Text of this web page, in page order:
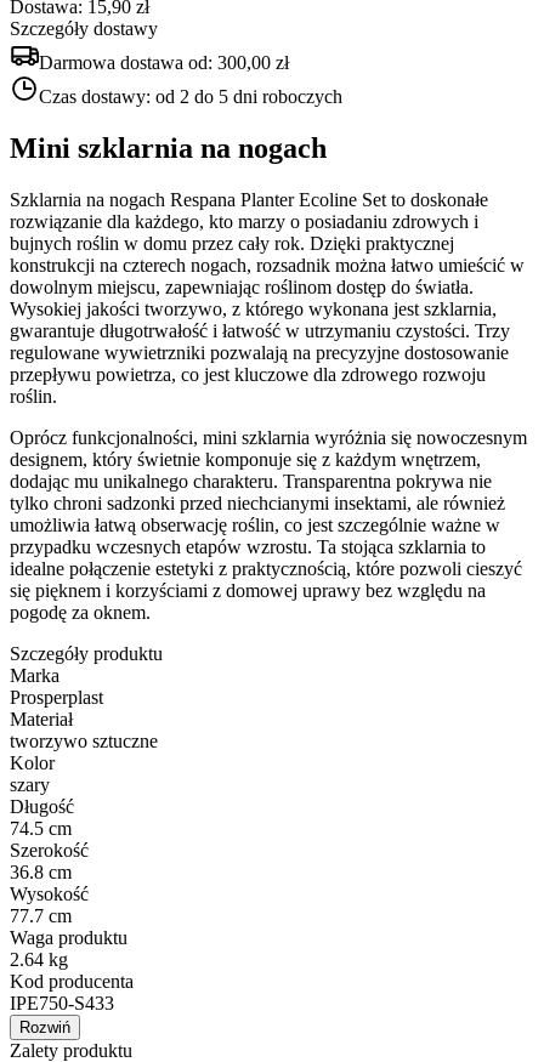
Dostawa: 15,90 zł
Szczegóły dostawy
Darmowa dostawa od: 300,00 zł
Czas dostawy: od 2 do 5 dni roboczych
Mini szklarnia na nogach
Szklarnia na nogach Respana Planter Ecoline Set to doskonałe
rozwiązanie dla każdego, kto marzy o posiadaniu zdrowych i
bujnych roślin w domu przez cały rok. Dzięki praktycznej
konstrukcji na czterech nogach, rozsadnik można łatwo umieścić w
dowolnym miejscu, zapewniając roślinom dostęp do światła.
Wysokiej jakości tworzywo, z którego wykonana jest szklarnia,
gwarantuje długotrwałość i łatwość w utrzymaniu czystości. Trzy
regulowane wywietrzniki pozwalają na precyzyjne dostosowanie
przepływu powietrza, co jest kluczowe dla zdrowego rozwoju
roślin.
Oprócz funkcjonalności, mini szklarnia wyróżnia się nowoczesnym
designem, który świetnie komponuje się z każdym wnętrzem,
dodając mu unikalnego charakteru. Transparentna pokrywa nie
tylko chroni sadzonki przed niechcianymi insektami, ale również
umożliwia łatwą obserwację roślin, co jest szczególnie ważne w
przypadku wczesnych etapów wzrostu. Ta stojąca szklarnia to
idealne połączenie estetyki z praktycznością, które pozwoli cieszyć
się pięknem i korzyściami z domowej uprawy bez względu na
pogodę za oknem.
Szczegóły produktu
Marka
Prosperplast
Materiał
tworzywo sztuczne
Kolor
szary
Długość
74.5 cm
Szerokość
36.8 cm
Wysokość
77.7 cm
Waga produktu
2.64 kg
Kod producenta
IPE750-S433
Rozwiń
Zalety produktu